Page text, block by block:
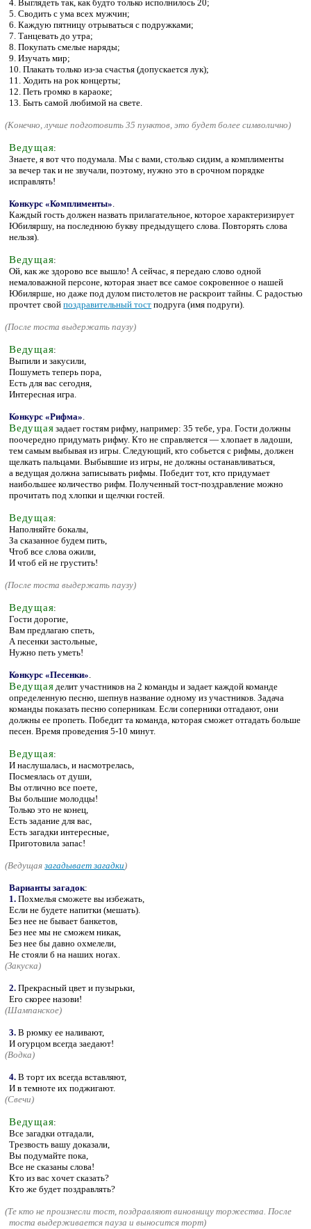
4. Выглядеть так, как будто только исполнилось 20;
5. Сводить с ума всех мужчин;
6. Каждую пятницу отрываться с подружками;
7. Танцевать до утра;
8. Покупать смелые наряды;
9. Изучать мир;
10. Плакать только из-за счастья (допускается лук);
11. Ходить на рок концерты;
12. Петь громко в караоке;
13. Быть самой любимой на свете.
(Конечно, лучше подготовить 35 пунктов, это будет более символично)
Ведущая:
Знаете, я вот что подумала. Мы с вами, столько сидим, а комплименты
за вечер так и не звучали, поэтому, нужно это в срочном порядке
исправлять!
Конкурс «Комплименты».
Каждый гость должен назвать прилагательное, которое характеризирует
Юбиляршу, на последнюю букву предыдущего слова. Повторять слова
нельзя).
Ведущая:
Ой, как же здорово все вышло! А сейчас, я передаю слово одной
немаловажной персоне, которая знает все самое сокровенное о нашей
Юбилярше, но даже под дулом пистолетов не раскроит тайны. С радостью
прочтет свойпоздравительный тост подруга (имя подруги).
(После тоста выдержать паузу)
Ведущая:
Выпили и закусили,
Пошуметь теперь пора,
Есть для вас сегодня,
Интересная игра.
Конкурс «Рифма».
Ведущая задает гостям рифму, например: 35 тебе, ура. Гости должны
поочередно придумать рифму. Кто не справляется — хлопает в ладоши,
тем самым выбывая из игры. Следующий, кто собьется с рифмы, должен
щелкать пальцами. Выбывшие из игры, не должны останавливаться,
а ведущая должна записывать рифмы. Победит тот, кто придумает
наибольшее количество рифм. Полученный тост-поздравление можно
прочитать под хлопки и щелчки гостей.
Ведущая:
Наполняйте бокалы,
За сказанное будем пить,
Чтоб все слова ожили,
И чтоб ей не грустить!
(После тоста выдержать паузу)
Ведущая:
Гости дорогие,
Вам предлагаю спеть,
А песенки застольные,
Нужно петь уметь!
Конкурс «Песенки».
Ведущая делит участников на 2 команды и задает каждой команде
определенную песню, шепнув название одному из участников. Задача
команды показать песню соперникам. Если соперники отгадают, они
должны ее пропеть. Победит та команда, которая сможет отгадать больше
песен. Время проведения 5-10 минут.
Ведущая:
И наслушалась, и насмотрелась,
Посмеялась от души,
Вы отлично все поете,
Вы большие молодцы!
Только это не конец,
Есть задание для вас,
Есть загадки интересные,
Приготовила запас!
(Ведущаязагадывает загадки)
Варианты загадок:
1. Похмелья сможете вы избежать,
Если не будете напитки (мешать).
Без нее не бывает банкетов,
Без нее мы не сможем никак,
Без нее бы давно охмелели,
Не стояли б на наших ногах.
(Закуска)
2. Прекрасный цвет и пузырьки,
Его скорее назови!
(Шампанское)
3. В рюмку ее наливают,
И огурцом всегда заедают!
(Водка)
4. В торт их всегда вставляют,
И в темноте их поджигают.
(Свечи)
Ведущая:
Все загадки отгадали,
Трезвость вашу доказали,
Вы подумайте пока,
Все не сказаны слова!
Кто из вас хочет сказать?
Кто же будет поздравлять?
(Те кто не произнесли тост, поздравляют виновницу торжества. После
тоста выдерживается пауза и выносится торт)